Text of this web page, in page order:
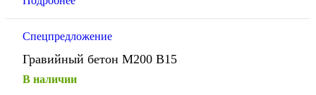
Спецпредложение
Гравийный бетон М200 В15
В наличии